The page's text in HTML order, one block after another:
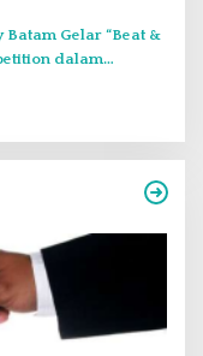
Gelar “Beat &
dalam
2